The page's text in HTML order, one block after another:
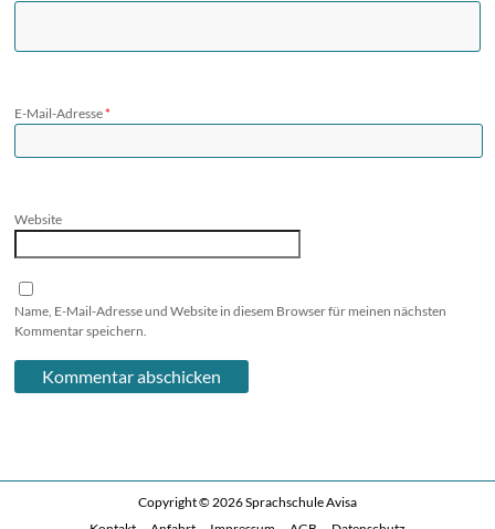
E-Mail-Adresse*
Website
Name, E-Mail-Adresse und Website in diesem Browser für meinen nächsten
Kommentar speichern.
Copyright © 2026Sprachschule Avisa